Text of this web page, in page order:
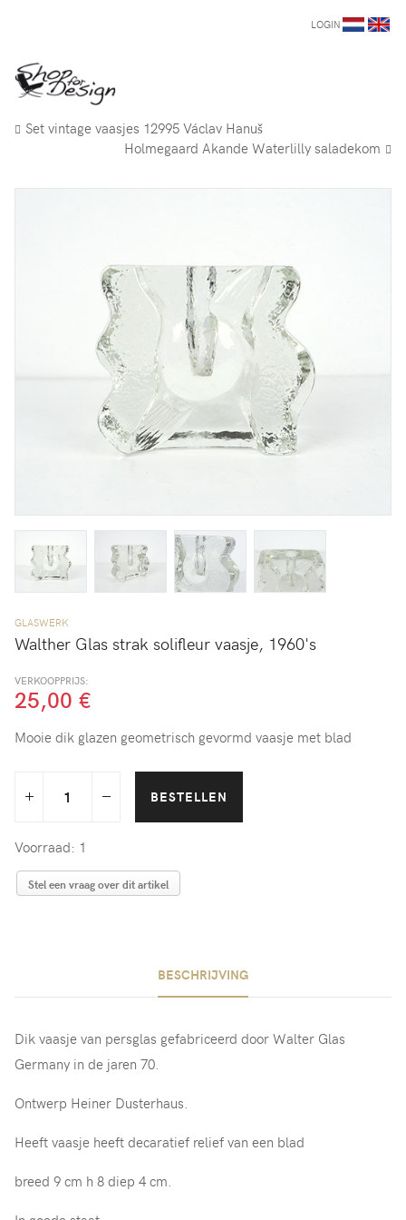
LOGIN
Set vintage vaasjes 12995 Václav Hanuš
Holmegaard Akande Waterlilly saladekom
GLASWERK
Walther Glas strak solifleur vaasje, 1960's
VERKOOPPRIJS:
25,00 €
Mooie dik glazen geometrisch gevormd vaasje met blad
Voorraad: 1
Stel een vraag over dit artikel
BESCHRIJVING
Dik vaasje van persglas gefabriceerd door Walter Glas
Germany in de jaren 70.
Ontwerp Heiner Dusterhaus.
Heeft vaasje heeft decaratief relief van een blad
breed 9 cm h 8 diep 4 cm.